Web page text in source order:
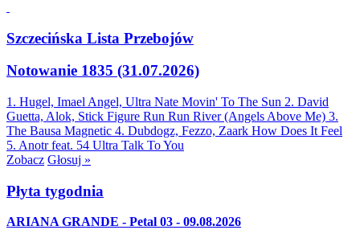
Szczecińska Lista Przebojów
Notowanie 1835 (31.07.2026)
1. Hugel, Imael Angel, Ultra Nate Movin' To The Sun 2. David
Guetta, Alok, Stick Figure Run Run River (Angels Above Me) 3.
The Bausa Magnetic 4. Dubdogz, Fezzo, Zaark How Does It Feel
5. Anotr feat. 54 Ultra Talk To You
Zobacz Głosuj »
Płyta tygodnia
ARIANA GRANDE - Petal 03 - 09.08.2026